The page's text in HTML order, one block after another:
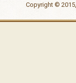
Copyright ©